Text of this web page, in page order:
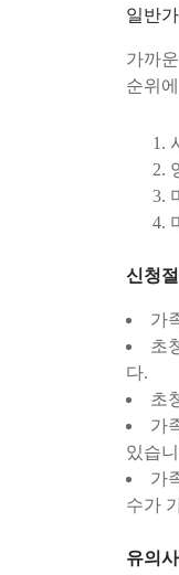
일반
가까
순위
신청
가
초
다.
초
가
있습
가
수가
유의